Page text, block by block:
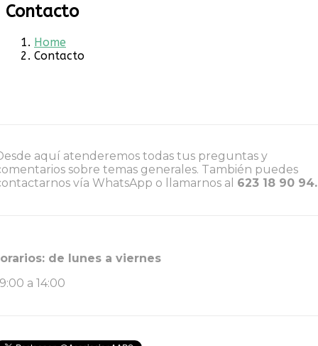
Contacto
Home
Contacto
aquí atenderemos todas tus preguntas y
sobre temas generales. También puedes
vía WhatsApp o llamarnos al 623 18 90 94.
de lunes a viernes
a 14:00